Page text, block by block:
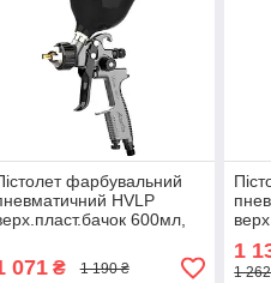
фарбувальний
HVLP
600мл,
1-1.7
071₴ 1 190 ₴
1
1